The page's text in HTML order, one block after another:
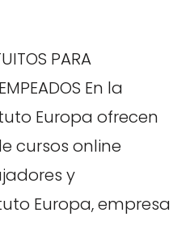
PARA
En la
Europa ofrecen
cursos online
y
Europa, empresa